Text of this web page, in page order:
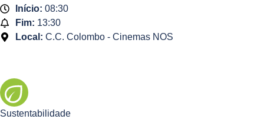
Início: 08:30
Fim: 13:30
Local: C.C. Colombo - Cinemas NOS
Sustentabilidade